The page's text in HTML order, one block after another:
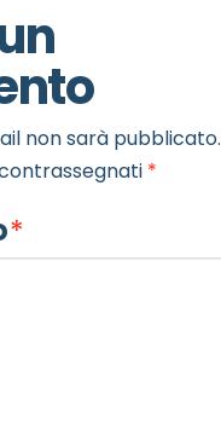
non sarà pubblicato.
*
*